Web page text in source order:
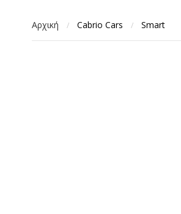
Αρχική / Cabrio Cars / Smart